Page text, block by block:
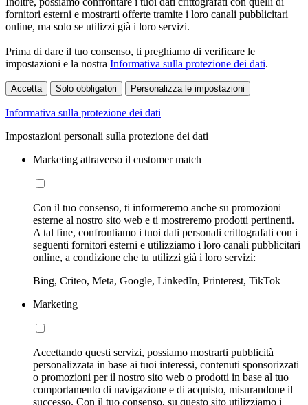
fornitori esterni e mostrarti offerte tramite i loro canali pubblicitari
online, ma solo se utilizzi già i loro servizi.
Prima di dare il tuo consenso, ti preghiamo di verificare le
impostazioni e la nostra Informativa sulla protezione dei dati.
Accetta Solo obbligatori Personalizza le impostazioni
Informativa sulla protezione dei dati
Impostazioni personali sulla protezione dei dati
Marketing attraverso il customer match
Con il tuo consenso, ti informeremo anche su promozioni
esterne al nostro sito web e ti mostreremo prodotti pertinenti.
A tal fine, confrontiamo i tuoi dati personali crittografati con i
seguenti fornitori esterni e utilizziamo i loro canali pubblicitari
online, a condizione che tu utilizzi già i loro servizi:
Bing, Criteo, Meta, Google, LinkedIn, Printerest, TikTok
Marketing
Accettando questi servizi, possiamo mostrarti pubblicità
personalizzata in base ai tuoi interessi, contenuti sponsorizzati
o promozioni per il nostro sito web o prodotti in base al tuo
comportamento di navigazione e di acquisto, misurandone il
successo. Con il tuo consenso, su questo sito utilizziamo i